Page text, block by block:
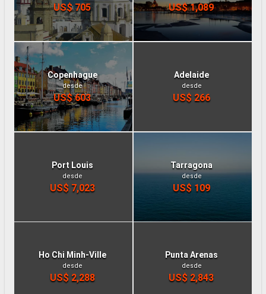
US$ 705 US$ 1,089
Copenhague
desde
US$ 603
Adelaide
desde
US$ 266
Port Louis
desde
US$ 7,023
Tarragona
desde
US$ 109
Ho Chi Minh-Ville
desde
US$ 2,288
Punta Arenas
desde
US$ 2,843